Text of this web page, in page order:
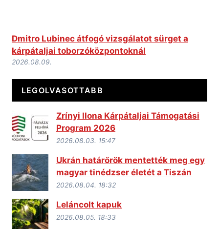
Dmitro Lubinec átfogó vizsgálatot sürget a
kárpátaljai toborzóközpontoknál
2026.08.09.
LEGOLVASOTTABB
Zrínyi Ilona Kárpátaljai Támogatási
Program 2026
2026.08.03. 15:47
Ukrán határőrök mentették meg egy
magyar tinédzser életét a Tiszán
2026.08.04. 18:32
Leláncolt kapuk
2026.08.05. 18:33